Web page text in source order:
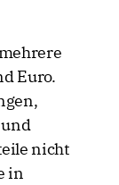
Euro.
nicht
in